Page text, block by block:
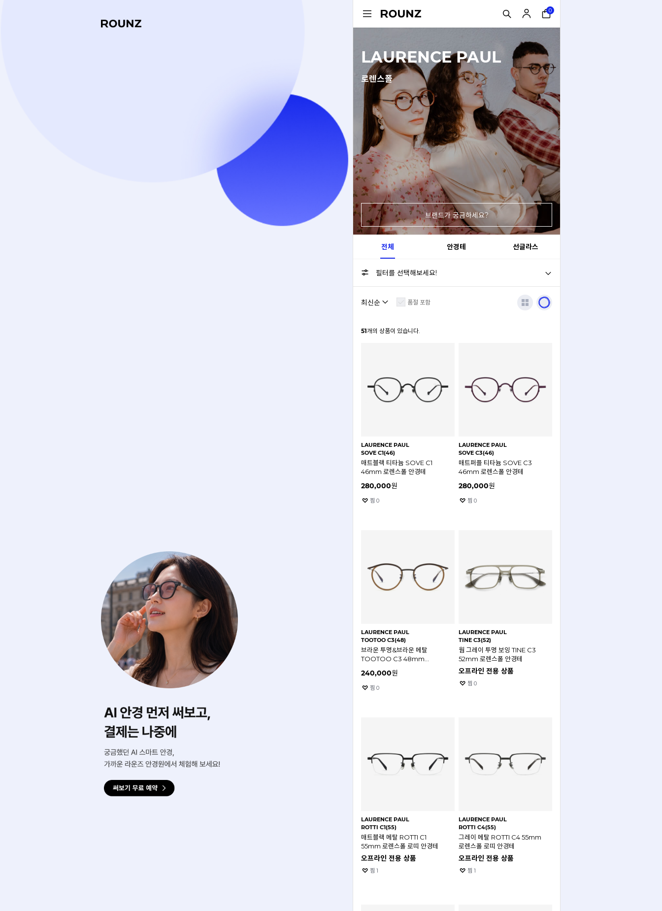
0
LAURENCE PAUL
로렌스폴
브랜드가 궁금하세요?
전체 안경테 선글라스
필터를 선택해보세요!
품절 포함
51개의 상품이 있습니다.
LAURENCE PAUL
SOVE C1(46)
매트블랙 티타늄 SOVE C1
46mm 로렌스폴 안경테
280,000원
찜 0
LAURENCE PAUL
SOVE C3(46)
매트퍼플 티타늄 SOVE C3
46mm 로렌스폴 안경테
280,000원
찜 0
LAURENCE PAUL
TOOTOO C3(48)
브라운 투명&브라운 메탈
TOOTOO C3 48mm
240,000원
찜 0
LAURENCE PAUL
TINE C3(52)
웜 그레이 투명 보잉 TINE C3
52mm 로렌스폴 안경테
오프라인 전용 상품
찜 0
LAURENCE PAUL
ROTTI C1(55)
매트블랙 메탈 ROTTI C1
55mm 로렌스폴 로띠 안경테
오프라인 전용 상품
찜 1
LAURENCE PAUL
ROTTI C4(55)
그레이 메탈 ROTTI C4 55mm
로렌스폴 로띠 안경테
오프라인 전용 상품
찜 1